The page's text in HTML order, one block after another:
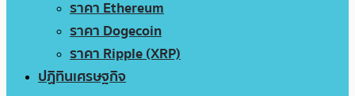
ราคา Ethereum
ราคา Dogecoin
ราคา Ripple (XRP)
ปฏิทินเศรษฐกิจ